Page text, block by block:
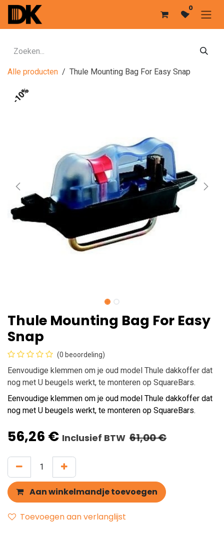
Overslaan naar inhoud 0
Alle producten Thule Mounting Bag For Easy Snap
-10%
Thule Mounting Bag For Easy
Snap
(0 beoordeling)
Eenvoudige klemmen om je oud model Thule dakkoffer dat
nog met U beugels werkt, te monteren op SquareBars.
Eenvoudige klemmen om je oud model Thule dakkoffer dat
nog met U beugels werkt, te monteren op SquareBars.
56,26 € Inclusief BTW 61,00€
Aan winkelmandje toevoegen
Toevoegen aan verlanglijst